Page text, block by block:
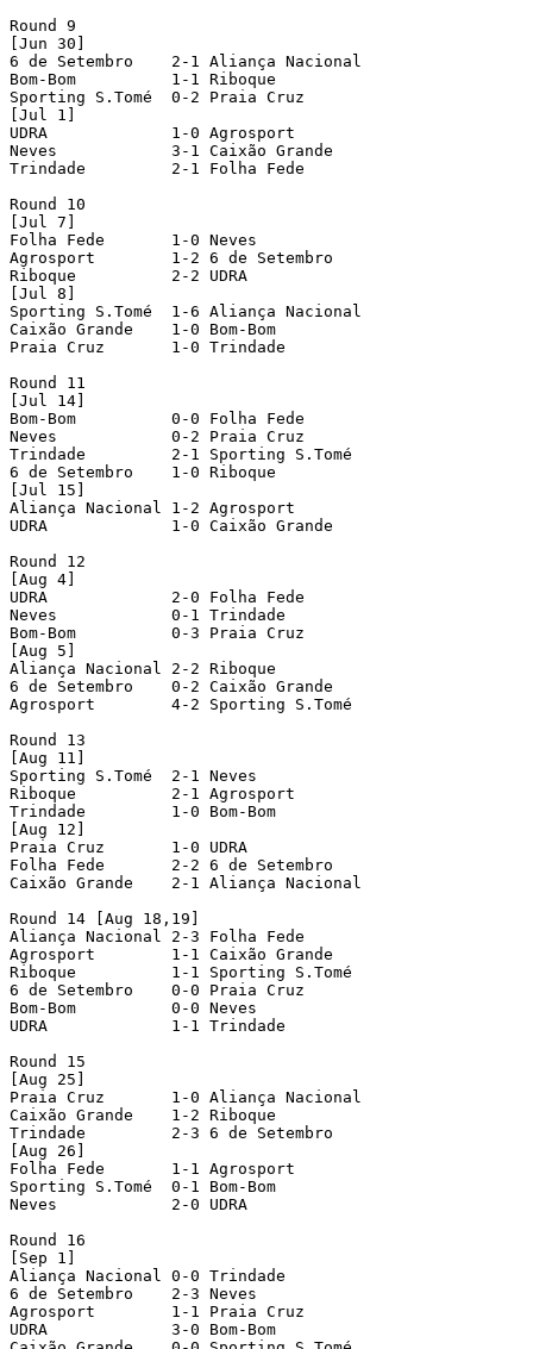
Round 9
[Jun 30]
6 de Setembro    2-1 Aliança Nacional
Bom-Bom          1-1 Riboque
Sporting S.Tomé  0-2 Praia Cruz
[Jul 1]
UDRA             1-0 Agrosport
Neves            3-1 Caixão Grande
Trindade         2-1 Folha Fede
Round 10
[Jul 7]
Folha Fede       1-0 Neves
Agrosport        1-2 6 de Setembro
Riboque          2-2 UDRA
[Jul 8]
Sporting S.Tomé  1-6 Aliança Nacional
Caixão Grande    1-0 Bom-Bom
Praia Cruz       1-0 Trindade
Round 11
[Jul 14]
Bom-Bom          0-0 Folha Fede
Neves            0-2 Praia Cruz
Trindade         2-1 Sporting S.Tomé
6 de Setembro    1-0 Riboque
[Jul 15]
Aliança Nacional 1-2 Agrosport
UDRA             1-0 Caixão Grande
Round 12
[Aug 4]
UDRA             2-0 Folha Fede
Neves            0-1 Trindade
Bom-Bom          0-3 Praia Cruz
[Aug 5]
Aliança Nacional 2-2 Riboque
6 de Setembro    0-2 Caixão Grande
Agrosport        4-2 Sporting S.Tomé
Round 13
[Aug 11]
Sporting S.Tomé  2-1 Neves
Riboque          2-1 Agrosport
Trindade         1-0 Bom-Bom
[Aug 12]
Praia Cruz       1-0 UDRA
Folha Fede       2-2 6 de Setembro
Caixão Grande    2-1 Aliança Nacional
Round 14 [Aug 18,19]
Aliança Nacional 2-3 Folha Fede
Agrosport        1-1 Caixão Grande
Riboque          1-1 Sporting S.Tomé
6 de Setembro    0-0 Praia Cruz
Bom-Bom          0-0 Neves
UDRA             1-1 Trindade
Round 15
[Aug 25]
Praia Cruz       1-0 Aliança Nacional
Caixão Grande    1-2 Riboque
Trindade         2-3 6 de Setembro
[Aug 26]
Folha Fede       1-1 Agrosport
Sporting S.Tomé  0-1 Bom-Bom
Neves            2-0 UDRA
Round 16
[Sep 1]
Aliança Nacional 0-0 Trindade
6 de Setembro    2-3 Neves
Agrosport        1-1 Praia Cruz
UDRA             3-0 Bom-Bom